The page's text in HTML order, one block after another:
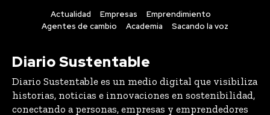
Actualidad Empresas
Emprendimiento
Agentes de cambio
Academia Sacando la voz
Diario Sustentable
Diario Sustentable es un medio digital que visibiliza
historias, noticias e innovaciones en sostenibilidad,
conectando a personas, empresas y emprendedores